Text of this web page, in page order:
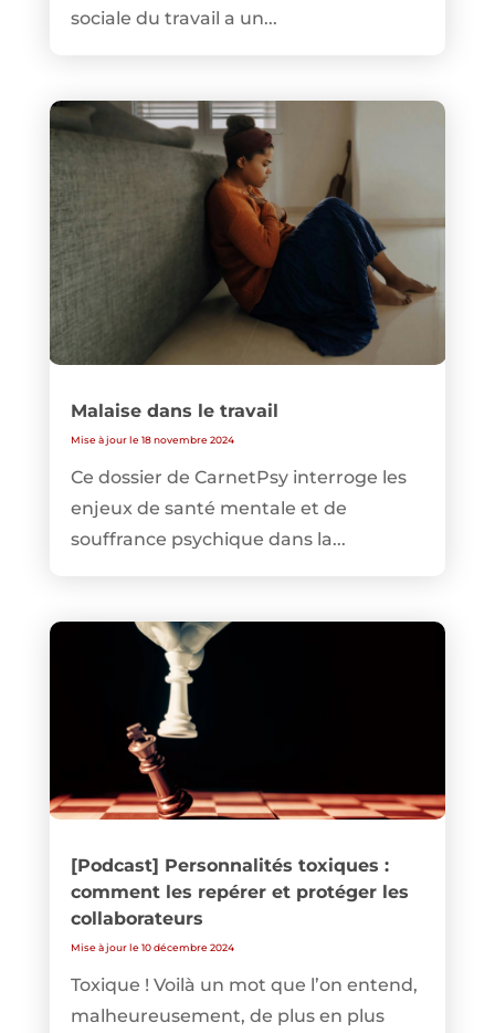
sociale du travail a un...
Malaise dans le travail
Mise à jour le 18 novembre 2024
Ce dossier de CarnetPsy interroge les
enjeux de santé mentale et de
souffrance psychique dans la...
[Podcast] Personnalités toxiques :
comment les repérer et protéger les
collaborateurs
Mise à jour le 10 décembre 2024
Toxique ! Voilà un mot que l’on entend,
malheureusement, de plus en plus